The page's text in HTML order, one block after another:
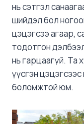
нь сэтгэл
шийдэл бол
цэцэгсээ агаар,
тодотгон
нь гарцаагүй. Та
үүсгэн
боломжтой юм.